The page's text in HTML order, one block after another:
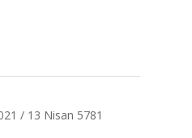
/ 13 Nisan 5781